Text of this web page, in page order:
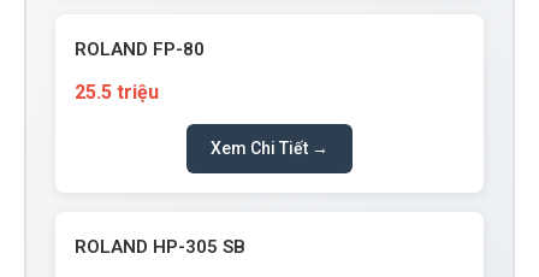
ROLAND FP-80
25.5 triệu
Xem Chi Tiết →
ROLAND HP-305 SB